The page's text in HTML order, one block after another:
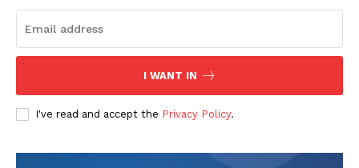
I WANT IN
I've read and accept the Privacy Policy.